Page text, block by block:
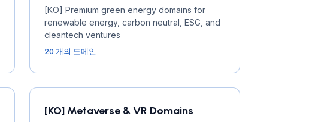
[KO] Premium green energy domains for
renewable energy, carbon neutral, ESG, and
cleantech ventures
20 개의 도메인
[KO] Metaverse & VR Domains